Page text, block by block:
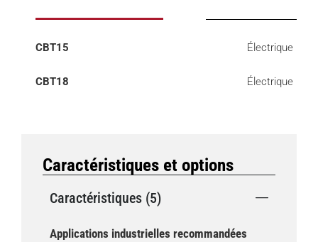
CBT15 Électrique
CBT18 Électrique
Caractéristiques et options
Caractéristiques (5)
Applications industrielles recommandées